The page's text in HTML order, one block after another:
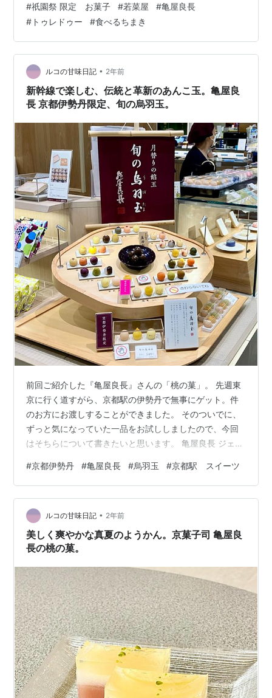
おられませんか？祇園祭は長～いお付き合いの祭、7月い
っぱい様々な行事が行われ、その中で一番知られている
のが宵山と山鉾巡行なのです。
http://www.gionmatsuri.or.jp/yamahoko/kitakannonya
ma.html 今回の投稿は祇園祭限定のお菓子とパフェをご
紹介させ…
#祇園祭 限定 お菓子 #若菜屋 #亀屋良長
# トゥレドゥー #食べるちまき
ルコの甘味日記 • 2年前
新幹線で楽しむ、伝統と革新のあんこ玉。亀屋良
長 京都伊勢丹限定、旬の烏羽玉。
前回ご紹介した『亀屋良長』さんの「桃の菓」。 先週東
京に行く道すがら、京都駅の伊勢丹で無事にゲット。件
のお方にお渡しすることができました。 そのついでに、
ずっと気になっていた一品をお試ししましたので、今回
はそちらについて書きたいと思います。 亀屋良長 ジェイ
点でピカイチなのはやはり『伊勢丹』さん。 お煎餅の
『蕪村庵』さんに豆菓子の『豆政』さん、佃煮の『京・
くらま林』さんと、私の中のテッパン京都土産を軒並み
取り扱っておられます。 『亀屋良長』さんの烏羽玉もそ
のひとつ。 すっかり代表銘菓となった「スライスようか
ん」を中心に据えたディスプレイです。…
#京都伊勢丹 #亀屋良長 #烏羽玉 #京都駅 スイーツ
ルコの甘味日記 • 2年前
美しく爽やかな真夏のようかん。京菓子司 亀屋良
長の桃の菓。